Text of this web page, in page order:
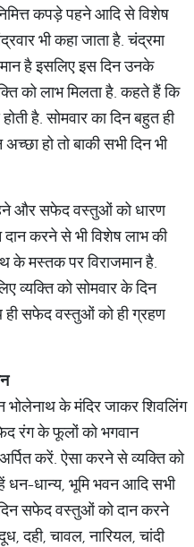
कपड़े पहने आदि से विशेष
भी कहा जाता है. चंद्रमा
है इसलिए इस दिन उनके
को लाभ मिलता है. कहते हैं कि
है. सोमवार का दिन बहुत ही
हो तो बाकी सभी दिन भी
और सफेद वस्तुओं को धारण
करने से भी विशेष लाभ की
के मस्तक पर विराजमान है.
व्यक्ति को सोमवार के दिन
ही सफेद वस्तुओं को ही ग्रहण
भोलेनाथ के मंदिर जाकर शिवलिंग
रंग के फूलों को भगवान
करें. ऐसा करने से व्यक्ति को
धन-धान्य, भूमि भवन आदि सभी
दिन सफेद वस्तुओं को दान करने
दही, चावल, नारियल, चांदी